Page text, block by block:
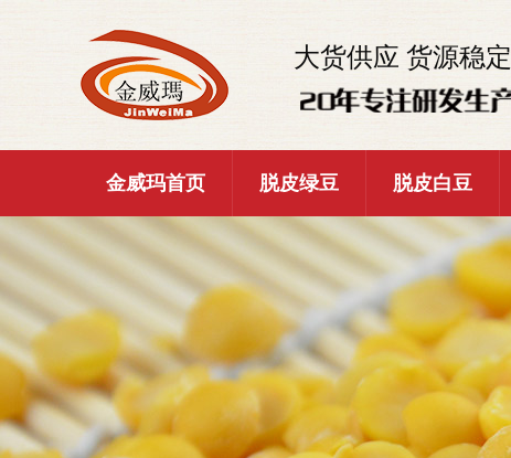
大货供应 货源稳定
金威玛首页 脱皮绿豆 脱皮白豆